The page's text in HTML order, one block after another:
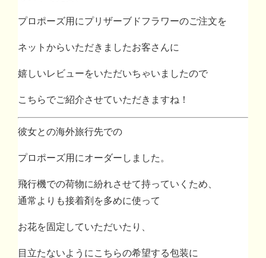
プロポーズ用にプリザーブドフラワーのご注文を
ネットからいただきましたお客さんに
嬉しいレビューをいただいちゃいましたので
こちらでご紹介させていただきますね！
彼女との海外旅行先での
プロポーズ用にオーダーしました。
飛行機での荷物に紛れさせて持っていくため、
通常よりも接着剤を多めに使って
お花を固定していただいたり、
目立たないようにこちらの希望する包装に